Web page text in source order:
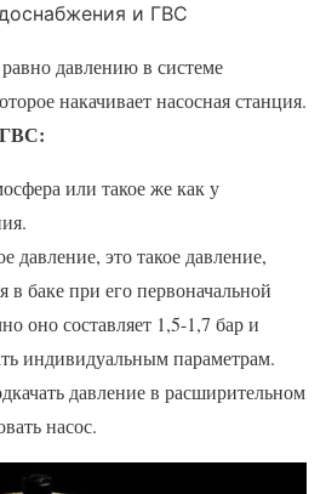
и ГВС
давлению в системе
накачивает насосная станция.
или такое же как у
давление, это такое давление,
в баке при его первоначальной
оно составляет 1,5-1,7 бар и
индивидуальным параметрам.
давление в расширительном
насос.